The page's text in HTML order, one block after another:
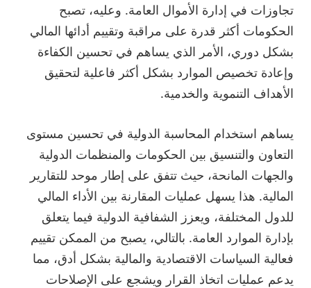
تجاوزات في إدارة الأموال العامة. وعليه، تصبح
الحكومات أكثر قدرة على مراقبة وتقييم أدائها المالي
بشكل دوري، الأمر الذي يساهم في تحسين الكفاءة
وإعادة تخصيص الموارد بشكل أكثر فاعلية لتحقيق
الأهداف التنموية والخدمية.
يساهم استخدام المحاسبة الدولية في تحسين مستوى
التعاون والتنسيق بين الحكومات والمنظمات الدولية
والجهات المانحة، حيث تتفق على إطار موحد للتقارير
المالية. هذا يسهل عمليات المقارنة بين الأداء المالي
للدول المختلفة، ويعزز الشفافية الدولية فيما يتعلق
بإدارة الموارد العامة. بالتالي، يصبح من الممكن تقييم
فعالية السياسات الاقتصادية والمالية بشكل أدق، مما
يدعم عمليات اتخاذ القرار ويشجع على الإصلاحات